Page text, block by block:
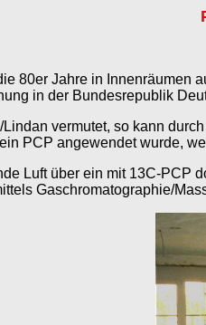
80er Jahre in
in der Bundesrepublik
vermutet, so kann
PCP angewendet wurde,
Luft über ein mit 13C-
Gaschromatographie/